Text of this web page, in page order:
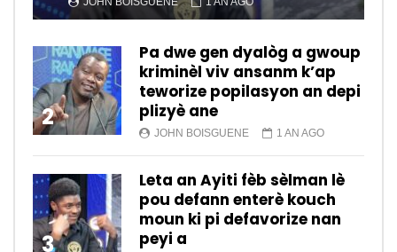
2
Pa dwe gen dyalòg a gwoup
kriminèl viv ansanm k’ap
teworize popilasyon an depi
plizyè ane
JOHN BOISGUENE 1 AN AGO
3
Leta an Ayiti fèb sèlman lè
pou defann enterè kouch
moun ki pi defavorize nan
peyi a